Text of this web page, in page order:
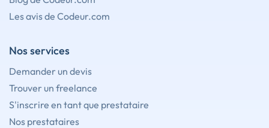
Les avis de Codeur.com
Nos services
Demander un devis
Trouver un freelance
S'inscrire en tant que prestataire
Nos prestataires